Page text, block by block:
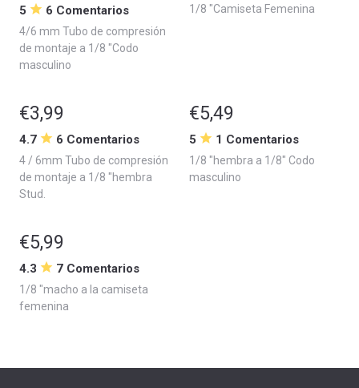
5 6 Comentarios
4/6 mm Tubo de compresión
de montaje a 1/8 "Codo
masculino
1/8 "Camiseta Femenina
€3,99
4.7 6 Comentarios
4 / 6mm Tubo de compresión
de montaje a 1/8 "hembra
Stud.
€5,49
5 1 Comentarios
1/8 "hembra a 1/8" Codo
masculino
€5,99
4.3 7 Comentarios
1/8 "macho a la camiseta
femenina